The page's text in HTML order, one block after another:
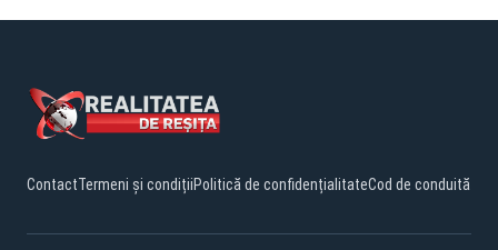
ContactTermeni și condițiiPolitică de confidențialitateCod de conduită